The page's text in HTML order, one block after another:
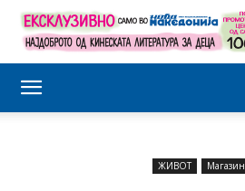
ЖИВОТ Магазин